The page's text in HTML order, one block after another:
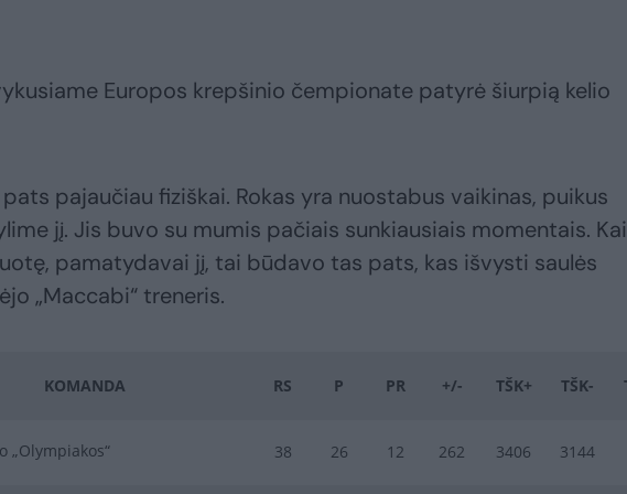
Europos krepšinio čempionate patyrė šiurpią kelio
pajaučiau fiziškai. Rokas yra nuostabus vaikinas, puikus
jį. Jis buvo su mumis pačiais sunkiausiais momentais. Kai
pamatydavai jį, tai būdavo tas pats, kas išvysti saulės
„Maccabi“ treneris.
KOMANDA RS P PR +/- TŠK+ TŠK-
„Olympiakos“ 38 26 12 262 3406 3144